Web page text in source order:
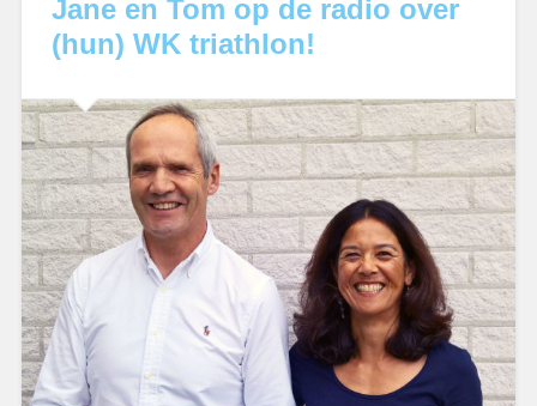
Jane en Tom op de radio over
(hun) WK triathlon!